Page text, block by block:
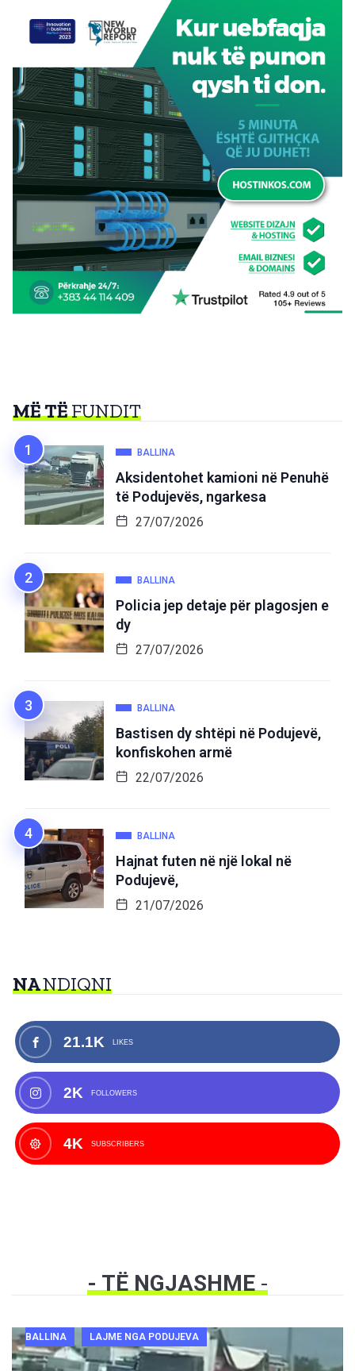
MË TËFUNDIT
BALLINA
Aksidentohet kamioni në Penuhë
të Podujevës, ngarkesa
27/07/2026
BALLINA
Policia jep detaje për plagosjen e
dy
27/07/2026
BALLINA
Bastisen dy shtëpi në Podujevë,
konfiskohen armë
22/07/2026
BALLINA
Hajnat futen në një lokal në
Podujevë,
21/07/2026
NANDIQNI
21.1K LIKES
2K FOLLOWERS
4K SUBSCRIBERS
- TË NGJASHME-
BALLINA LAJME NGA PODUJEVA